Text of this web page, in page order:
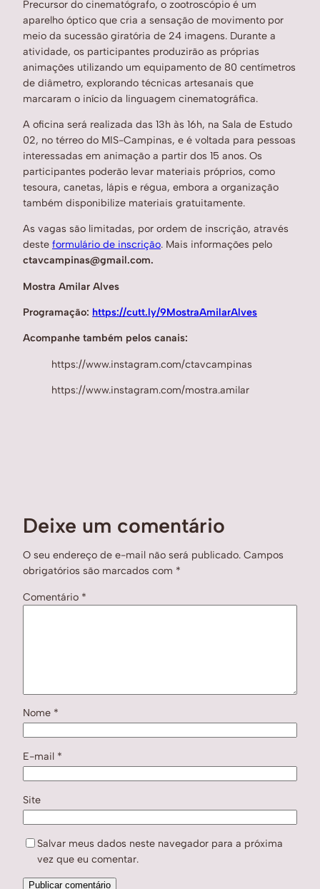
Precursor do cinematógrafo, o zootroscópio é um
aparelho óptico que cria a sensação de movimento por
meio da sucessão giratória de 24 imagens. Durante a
atividade, os participantes produzirão as próprias
animações utilizando um equipamento de 80 centímetros
de diâmetro, explorando técnicas artesanais que
marcaram o início da linguagem cinematográfica.
A oficina será realizada das 13h às 16h, na Sala de Estudo
02, no térreo do MIS-Campinas, e é voltada para pessoas
interessadas em animação a partir dos 15 anos. Os
participantes poderão levar materiais próprios, como
tesoura, canetas, lápis e régua, embora a organização
também disponibilize materiais gratuitamente.
As vagas são limitadas, por ordem de inscrição, através
deste formulário de inscrição. Mais informações pelo
ctavcampinas@gmail.com.
Mostra Amilar Alves
Programação: https://cutt.ly/9MostraAmilarAlves
Acompanhe também pelos canais:
https://www.instagram.com/ctavcampinas
https://www.instagram.com/mostra.amilar
Deixe um comentário
O seu endereço de e-mail não será publicado. Campos
obrigatórios são marcados com *
Comentário *
Nome *
E-mail *
Site
Salvar meus dados neste navegador para a próxima
vez que eu comentar.